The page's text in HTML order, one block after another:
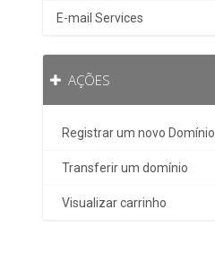
E-mail Services
AÇÕES
Registrar um novo Domínio
Transferir um domínio
Visualizar carrinho